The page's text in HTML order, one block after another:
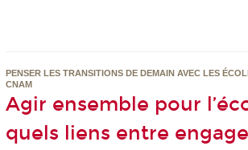
PENSER LES TRANSITIONS DE DEMAIN AVEC LES
CNAM
Agir ensemble pour
quels liens entre